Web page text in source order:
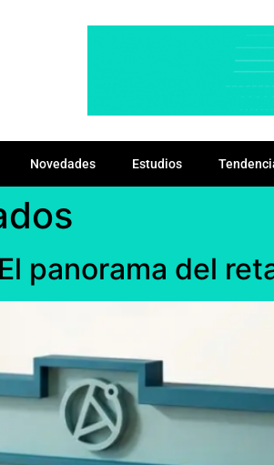
Novedades Estudios
panorama del